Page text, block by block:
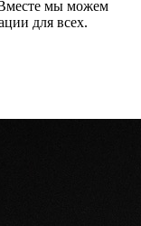
Вместе мы можем
для всех.